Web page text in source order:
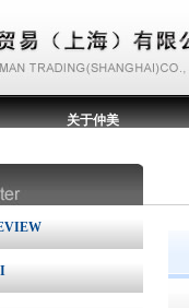
关于仲美